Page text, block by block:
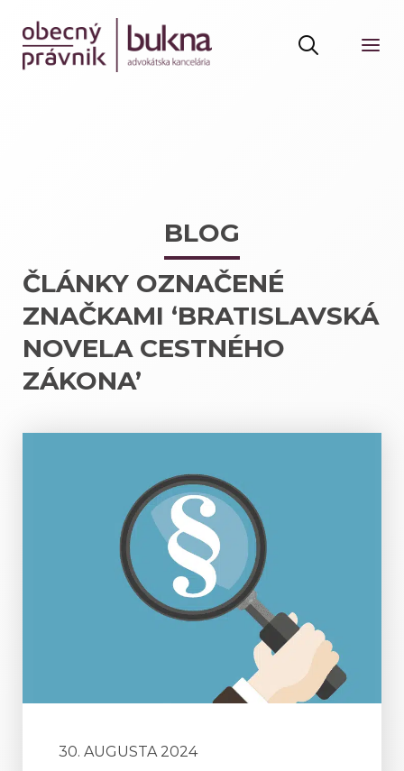
BLOG
ČLÁNKY OZNAČENÉ
ZNAČKAMI ‘BRATISLAVSKÁ
NOVELA CESTNÉHO
ZÁKONA’
30. AUGUSTA 2024